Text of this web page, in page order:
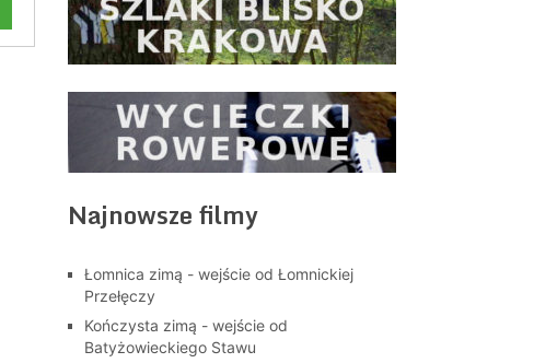
Najnowsze filmy
Łomnica zimą - wejście od Łomnickiej
Przełęczy
Kończysta zimą - wejście od
Batyżowieckiego Stawu